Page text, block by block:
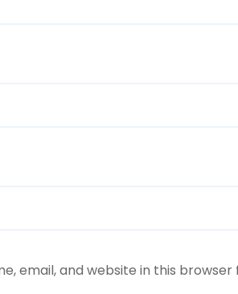
email, and website in this